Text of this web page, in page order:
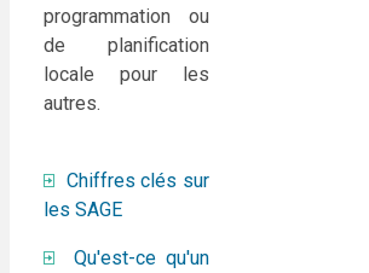
programmation ou
de planification
locale pour les
autres.
Chiffres clés sur
les SAGE
Qu'est-ce qu'un